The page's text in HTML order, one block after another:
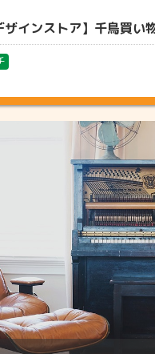
ザインストア】千鳥買